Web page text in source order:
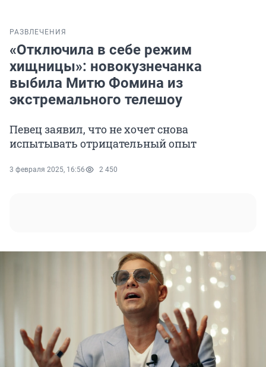
РАЗВЛЕЧЕНИЯ
«Отключила в себе режим
хищницы»: новокузнечанка
выбила Митю Фомина из
экстремального телешоу
Певец заявил, что не хочет снова
испытывать отрицательный опыт
3 февраля 2025, 16:56 2 450